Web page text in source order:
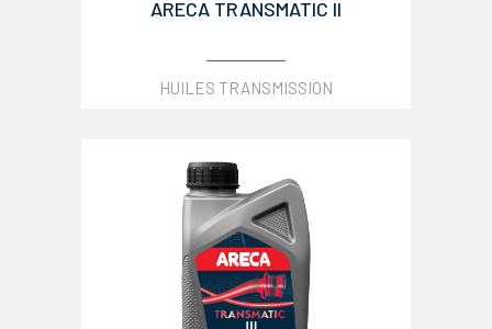
ARECA TRANSMATIC II
HUILES TRANSMISSION